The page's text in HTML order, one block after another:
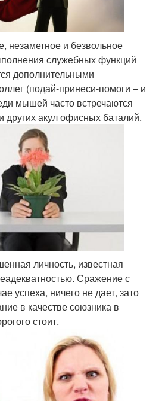
и безвольное
служебных функций
дополнительными
(подай-принеси-помоги – и
мышей часто встречаются
акул офисных баталий.
личность, известная
Сражение с
успеха, ничего не дает, зато
в качестве союзника в
стоит.